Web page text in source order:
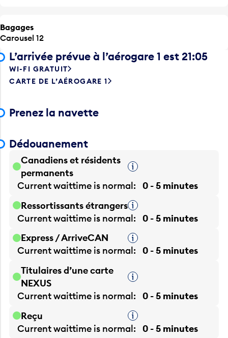
Bagages
Carousel 12
L’arrivée prévue à l’aérogare 1 est 21:05
WI-FI GRATUIT
CARTE DE L’AÉROGARE 1
Prenez la navette
Dédouanement
Canadiens et résidents
permanents
Infobulle
Current waittime is normal
0 - 5 minutes
Ressortissants étrangersInfobulle
Current waittime is normal
0 - 5 minutes
Express / ArriveCAN
Infobulle
Current waittime is normal
0 - 5 minutes
Titulaires d’une carte
NEXUS
Infobulle
Current waittime is normal
0 - 5 minutes
Reçu
Infobulle
Current waittime is normal
0 - 5 minutes